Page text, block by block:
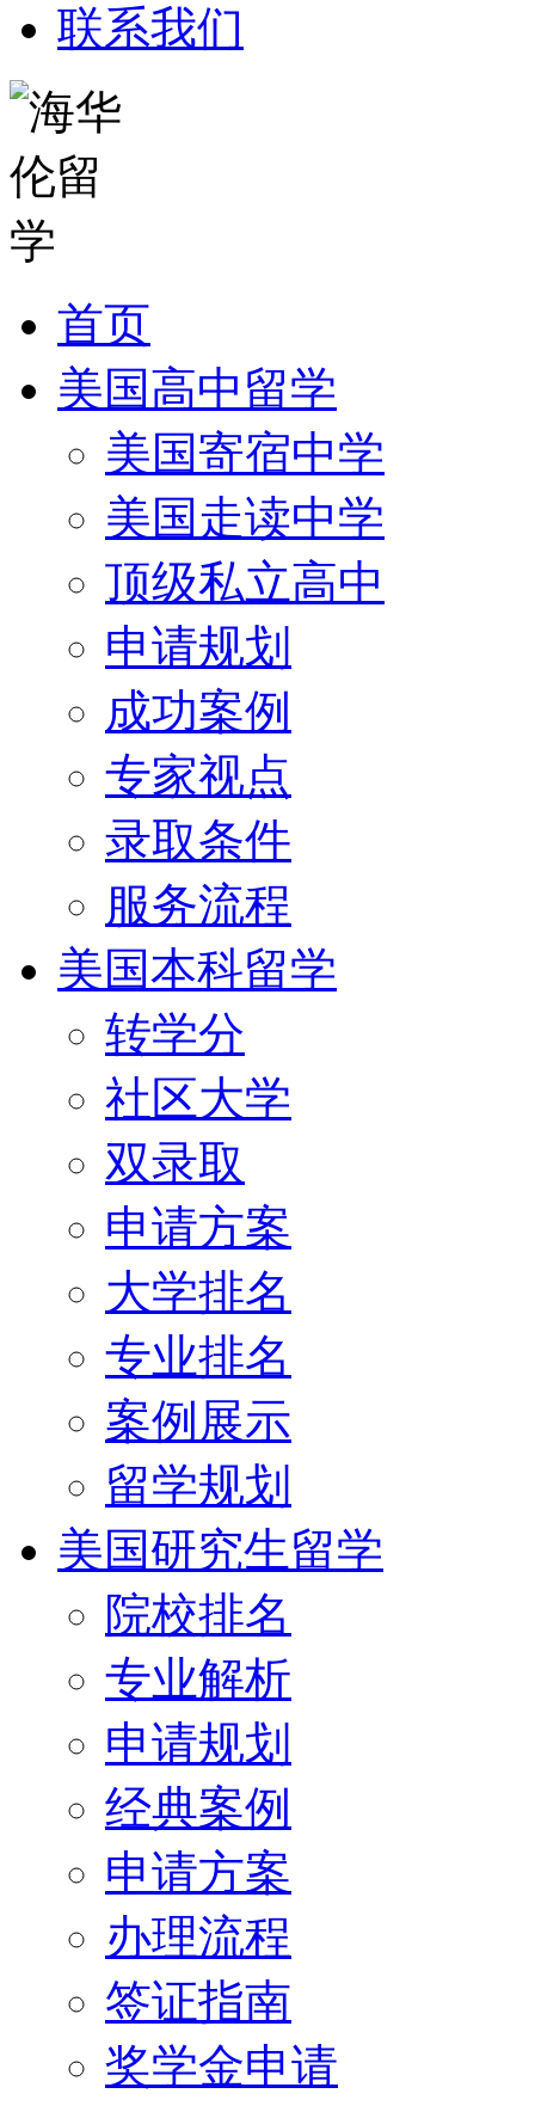
联系我们
首页
美国高中留学
美国寄宿中学
美国走读中学
顶级私立高中
申请规划
成功案例
专家视点
录取条件
服务流程
美国本科留学
转学分
社区大学
双录取
申请方案
大学排名
专业排名
案例展示
留学规划
美国研究生留学
院校排名
专业解析
申请规划
经典案例
申请方案
办理流程
签证指南
奖学金申请